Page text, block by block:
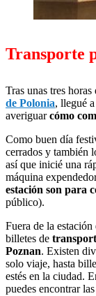
Transporte
Tras unas tres
de Polonia, llegué
averiguarcómo
Como buen día
cerrados y también
así que inicié una
máquina
estación son para
público).
Fuera de la
billetes de
Poznan. Existen
solo viaje, hasta
estés en la ciudad.
puedes encontrar